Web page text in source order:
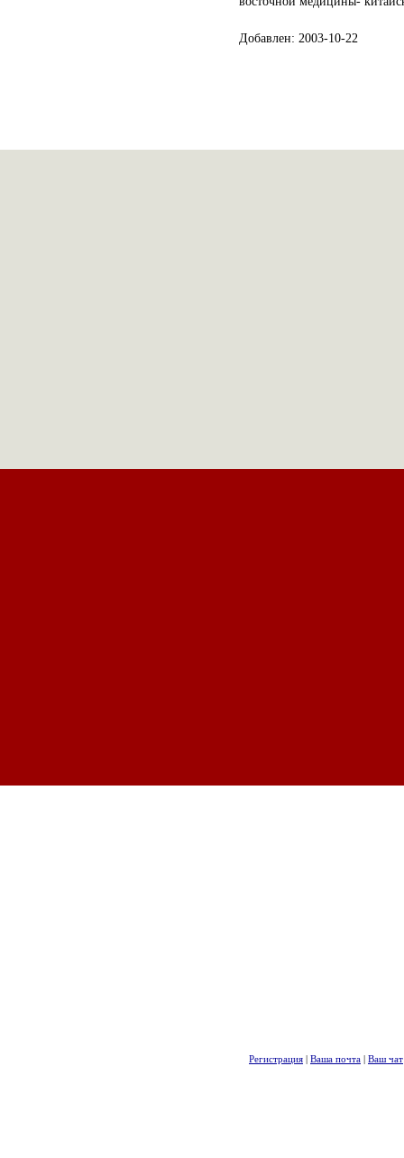
Добавлен: 2003-10-22
Регистрация | Ваша почта | Ваш чат